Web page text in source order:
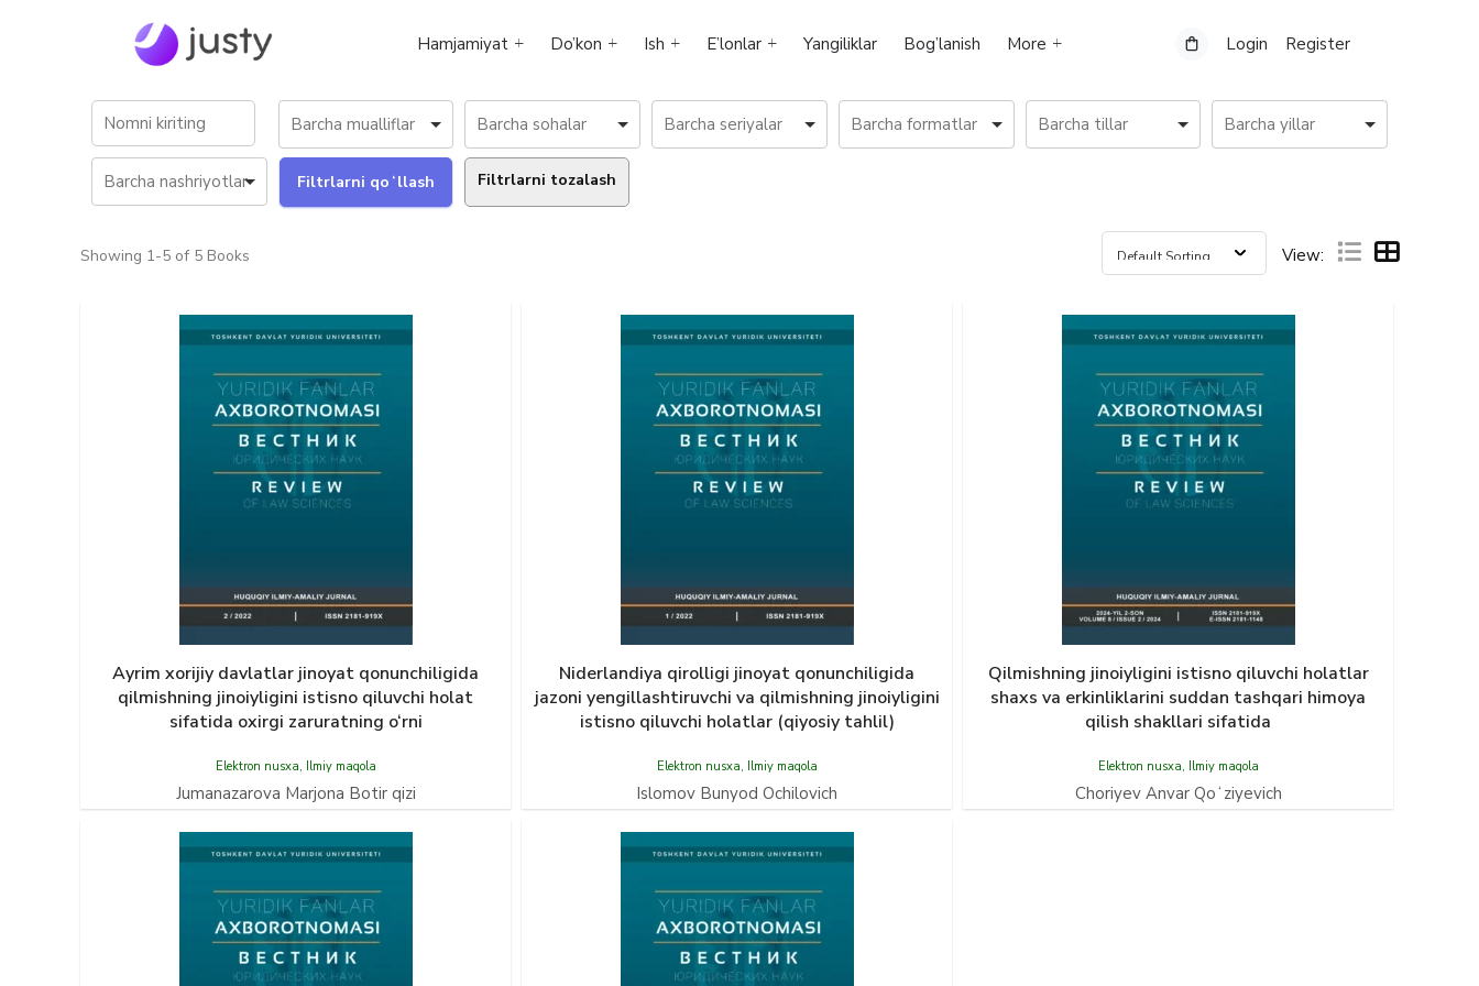
Hamjamiyat Do’kon Ish E’lonlar Yangiliklar Bog’lanish More Login Register
Filtrlarni tozalash
Showing 1-5 of 5 Books View:
Ayrim xorijiy davlatlar jinoyat qonunchiligida
qilmishning jinoiyligini istisno qiluvchi holat
sifatida oxirgi zaruratning o‘rni
Elektron nusxa, Ilmiy maqola
Jumanazarova Marjona Botir qizi
Niderlandiya qirolligi jinoyat qonunchiligida
jazoni yengillashtiruvchi va qilmishning jinoiyligini
istisno qiluvchi holatlar (qiyosiy tahlil)
Elektron nusxa, Ilmiy maqola
Islomov Bunyod Ochilovich
Qilmishning jinoiyligini istisno qiluvchi holatlar
shaxs va erkinliklarini suddan tashqari himoya
qilish shakllari sifatida
Elektron nusxa, Ilmiy maqola
Choriyev Аnvar Qoʻziyevich